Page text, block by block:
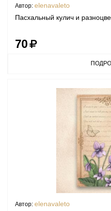
Автор: elenavaleto
Пасхальный кулич и
70
Автор: elenavaleto